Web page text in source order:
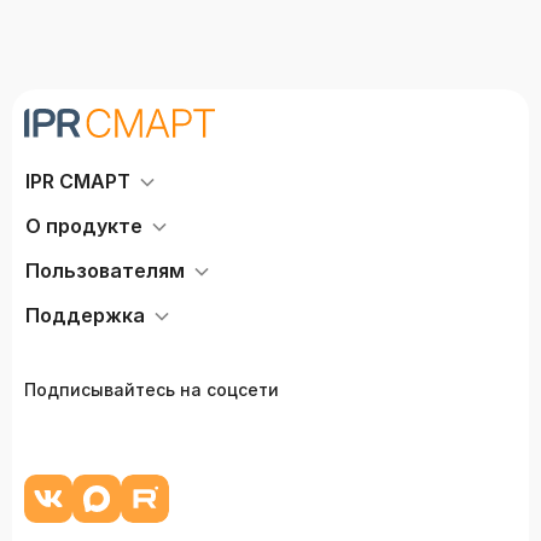
IPR СМАРТ
О продукте
Пользователям
Поддержка
Подписывайтесь на соцсети